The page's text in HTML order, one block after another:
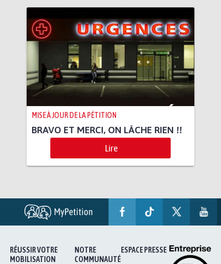
MISE À JOUR DE LA PÉTITION
BRAVO ET MERCI, ON LÂCHE RIEN !!
Lire
RÉUSSIR VOTRE
MOBILISATION
NOTRE
COMMUNAUTÉ
ESPACE PRESSE